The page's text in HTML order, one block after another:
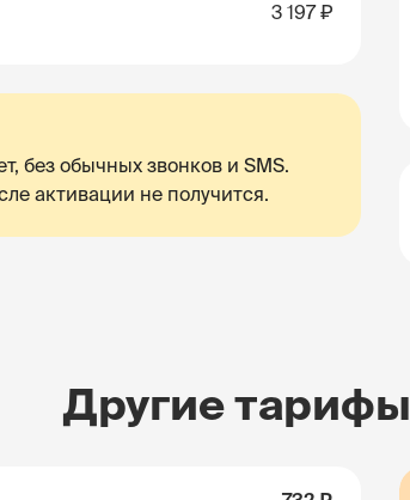
3 197 ₽
без обычных звонков и SMS.
активации не получится.
Другие тарифы